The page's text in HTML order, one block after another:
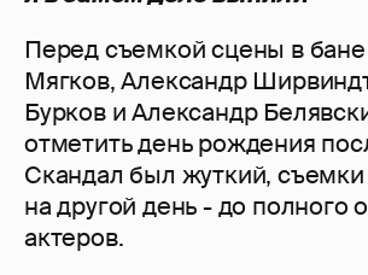
Перед съемкой сцены в
Мягков, Александр
Бурков и Александр
отметить день рождения
Скандал был жуткий,
на другой день - до полного
актеров.